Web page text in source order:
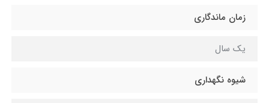
زمان ماندگاری
یک سال
شیوه نگهداری